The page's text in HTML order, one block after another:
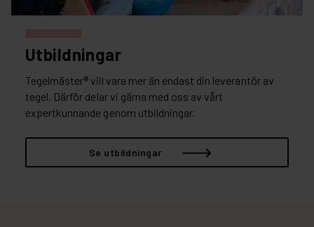
Utbildningar
Tegelmäster® vill vara mer än endast din leverantör av
tegel. Därför delar vi gärna med oss av vårt
expertkunnande genom utbildningar.
Se utbildningar